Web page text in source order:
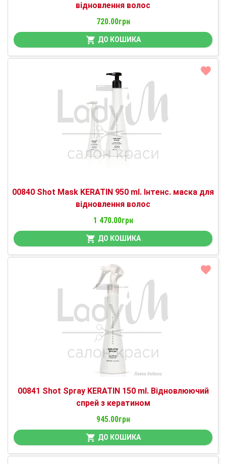
відновлення волос
720.00грн
ДО КОШИКА
00840 Shot Mask KERATIN 950 ml. Інтенс. маска для
відновлення волос
1 470.00грн
ДО КОШИКА
00841 Shot Spray KERATIN 150 ml. Відновлюючий
спрей з кератином
945.00грн
ДО КОШИКА